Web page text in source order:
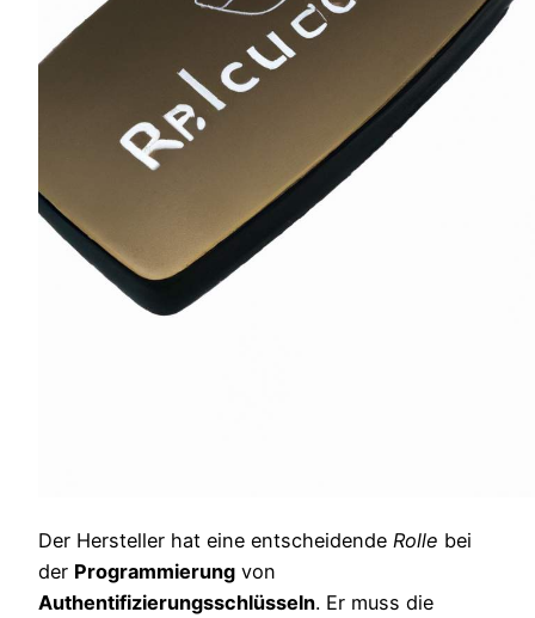
Der Hersteller hat eine entscheidende Rolle bei
der Programmierung von
Authentifizierungsschlüsseln. Er muss die